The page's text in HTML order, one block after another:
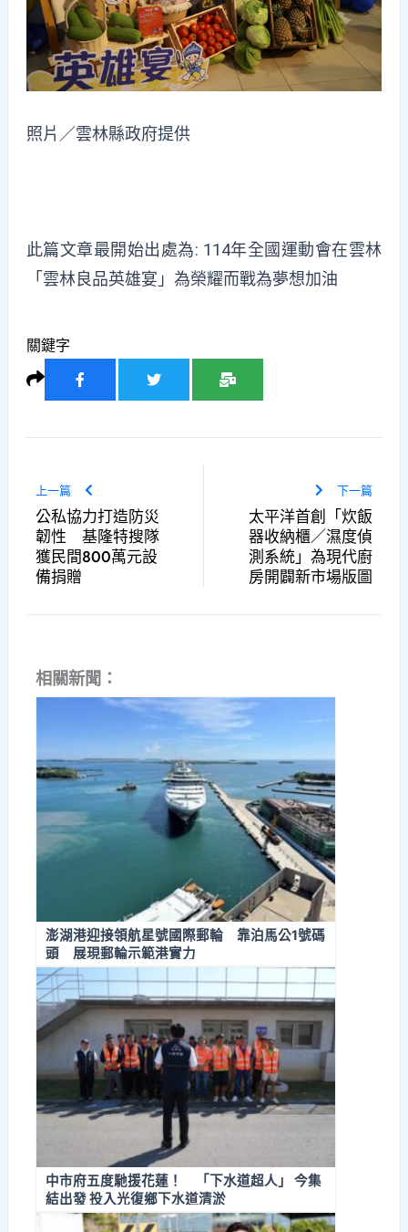
照片／雲林縣政府提供
此篇文章最開始出處為: 114年全國運動會在雲林
「雲林良品英雄宴」為榮耀而戰為夢想加油
關鍵字
上一篇
公私協力打造防災
韌性 基隆特搜隊
獲民間800萬元設
備捐贈
下一篇
太平洋首創「炊飯
器收納櫃／濕度偵
測系統」為現代廚
房開闢新市場版圖
相關新聞：
澎湖港迎接領航星號國際郵輪 靠泊馬公1號碼
頭 展現郵輪示範港實力
中市府五度馳援花蓮！ 「下水道超人」 今集
結出發 投入光復鄉下水道清淤